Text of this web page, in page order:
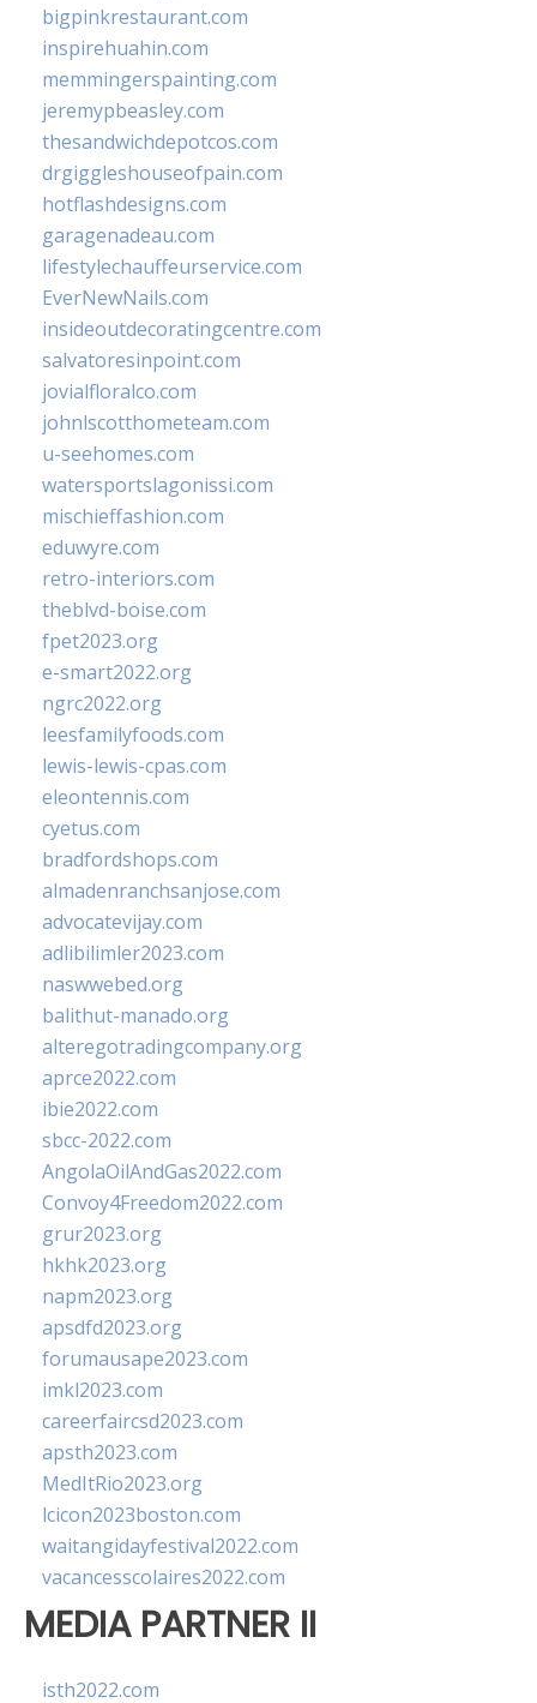
bigpinkrestaurant.com
inspirehuahin.com
memmingerspainting.com
jeremypbeasley.com
thesandwichdepotcos.com
drgiggleshouseofpain.com
hotflashdesigns.com
garagenadeau.com
lifestylechauffeurservice.com
EverNewNails.com
insideoutdecoratingcentre.com
salvatoresinpoint.com
jovialfloralco.com
johnlscotthometeam.com
u-seehomes.com
watersportslagonissi.com
mischieffashion.com
eduwyre.com
retro-interiors.com
theblvd-boise.com
fpet2023.org
e-smart2022.org
ngrc2022.org
leesfamilyfoods.com
lewis-lewis-cpas.com
eleontennis.com
cyetus.com
bradfordshops.com
almadenranchsanjose.com
advocatevijay.com
adlibilimler2023.com
naswwebed.org
balithut-manado.org
alteregotradingcompany.org
aprce2022.com
ibie2022.com
sbcc-2022.com
AngolaOilAndGas2022.com
Convoy4Freedom2022.com
grur2023.org
hkhk2023.org
napm2023.org
apsdfd2023.org
forumausape2023.com
imkl2023.com
careerfaircsd2023.com
apsth2023.com
MedItRio2023.org
lcicon2023boston.com
waitangidayfestival2022.com
vacancesscolaires2022.com
MEDIA PARTNER II
isth2022.com